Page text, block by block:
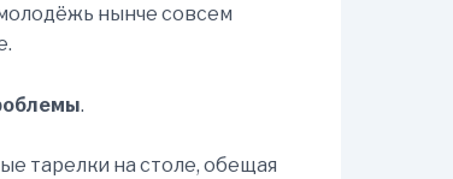
нынче совсем
.
тарелки на столе, обещая